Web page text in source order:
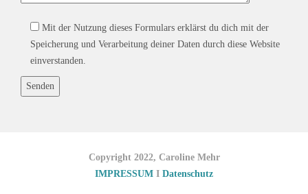
Mit der Nutzung dieses Formulars erklärst du dich mit der
Speicherung und Verarbeitung deiner Daten durch diese Website
einverstanden.
Copyright 2022, Caroline Mehr
IMPRESSUM I Datenschutz